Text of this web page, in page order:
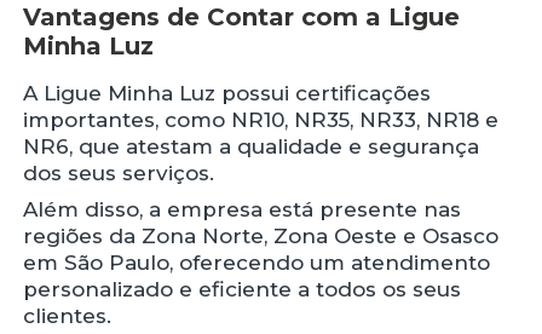
Vantagens de Contar com a Ligue
Minha Luz
A Ligue Minha Luz possui certificações
importantes, como NR10, NR35, NR33, NR18 e
NR6, que atestam a qualidade e segurança
dos seus serviços.
Além disso, a empresa está presente nas
regiões da Zona Norte, Zona Oeste e Osasco
em São Paulo, oferecendo um atendimento
personalizado e eficiente a todos os seus
clientes.